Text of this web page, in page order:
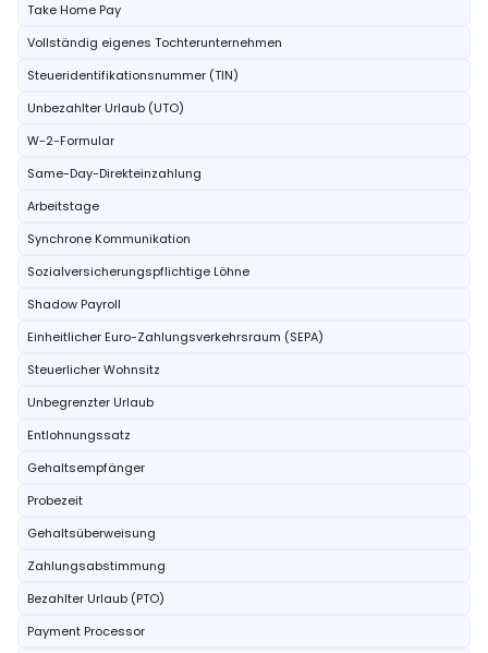
Take Home Pay
Vollständig eigenes Tochterunternehmen
Steueridentifikationsnummer (TIN)
Unbezahlter Urlaub (UTO)
W-2-Formular
Same-Day-Direkteinzahlung
Arbeitstage
Synchrone Kommunikation
Sozialversicherungspflichtige Löhne
Shadow Payroll
Einheitlicher Euro-Zahlungsverkehrsraum (SEPA)
Steuerlicher Wohnsitz
Unbegrenzter Urlaub
Entlohnungssatz
Gehaltsempfänger
Probezeit
Gehaltsüberweisung
Zahlungsabstimmung
Bezahlter Urlaub (PTO)
Payment Processor